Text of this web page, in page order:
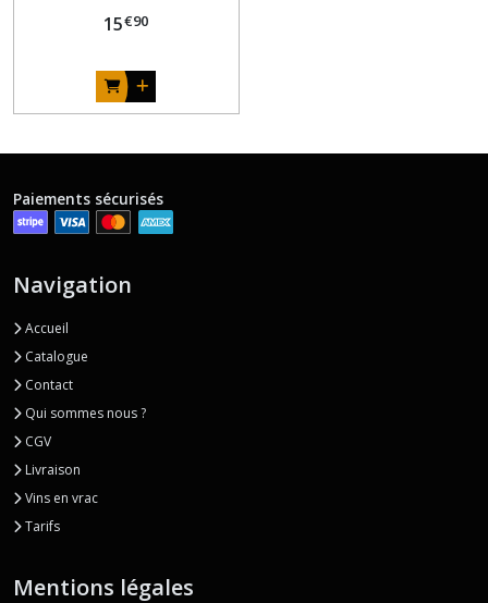
15€90
les
résultats
Paiements sécurisés
Navigation
Accueil
Catalogue
Contact
Qui sommes nous ?
CGV
Livraison
Vins en vrac
Tarifs
Mentions légales